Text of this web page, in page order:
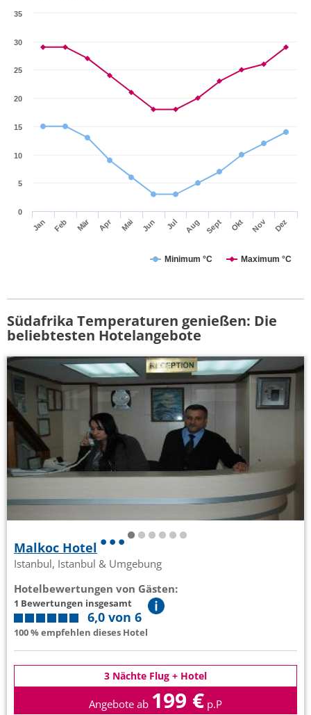
Minimum °C Maximum °C
Jan Feb Mär Apr Mai Jun Jul Aug Sept Okt Nov Dez
0
5
10
15
20
25
30
35
Südafrika Temperaturen genießen: Die
beliebtesten Hotelangebote
Malkoc Hotel
Istanbul, Istanbul & Umgebung
Hotelbewertungen von Gästen:
1 Bewertungen insgesamt
6,0 von 6
100 % empfehlen dieses Hotel
3 Nächte Flug + Hotel
Angebote ab 199 € p.P